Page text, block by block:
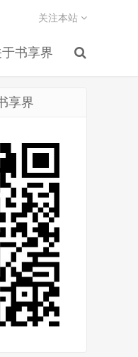
于书享界
关注本站
享界